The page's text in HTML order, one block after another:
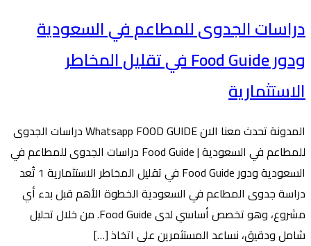
دراسات الجدوى للمطاعم في السعودية
ودور Food Guide في تقليل المخاطر
الاستثمارية
المدونة تحدث معنا الان Whatsapp FOOD GUIDE دراسات الجدوى
للمطاعم في السعودية | Food Guide دراسات الجدوى للمطاعم في
السعودية ودور Food Guide في تقليل المخاطر الاستثمارية 1 تُعد
دراسة جدوى المطاعم في السعودية الخطوة الأهم قبل بدء أي
مشروع، وهو تخصص أساسي لدى Food Guide. من خلال تحليل
شامل ودقيق، نساعد المستثمرين على اتخاذ […]